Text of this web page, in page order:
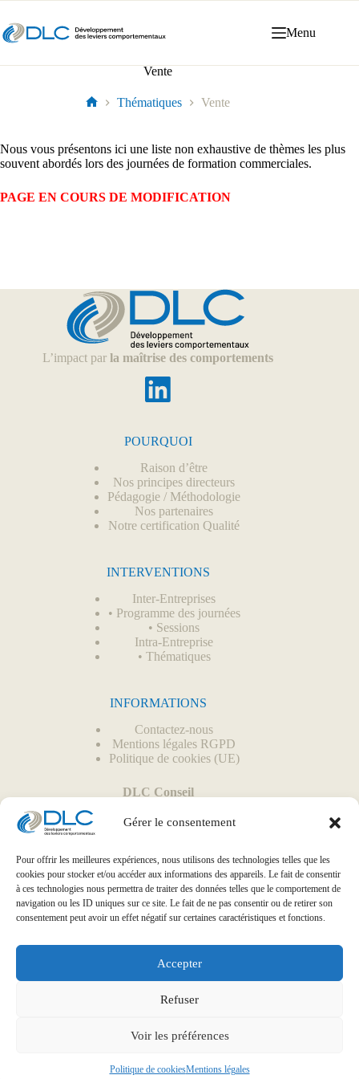
Gérer le consentement
Pour offrir les meilleures expériences, nous utilisons des technologies telles que les
cookies pour stocker et/ou accéder aux informations des appareils. Le fait de consentir
à ces technologies nous permettra de traiter des données telles que le comportement de
navigation ou les ID uniques sur ce site. Le fait de ne pas consentir ou de retirer son
consentement peut avoir un effet négatif sur certaines caractéristiques et fonctions.
Accepter
Refuser
Voir les préférences
Politique de cookiesMentions légales
Menu
Vente
Thématiques Vente
Nous vous présentons ici une liste non exhaustive de thèmes les plus
souvent abordés lors des journées de formation commerciales.
PAGE EN COURS DE MODIFICATION
L’impact parla maîtrise des comportements
POURQUOI
Raison d’être
Nos principes directeurs
Pédagogie / Méthodologie
Nos partenaires
Notre certification Qualité
INTERVENTIONS
Inter-Entreprises
• Programme des journées
• Sessions
Intra-Entreprise
• Thématiques
INFORMATIONS
Contactez-nous
Mentions légales RGPD
Politique de cookies (UE)
DLC Conseil
67400 Illkirch
Cliquez pour accepter les cookies marketing et
activer ce contenu